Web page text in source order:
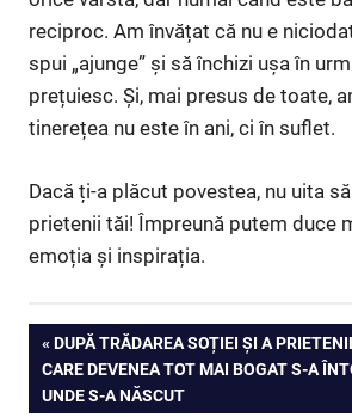
reciproc. Am învățat că nu e
spui „ajunge” și să închizi ușa în
prețuiesc. Și, mai presus de toate,
tinerețea nu este în ani, ci în suflet.
Dacă ți-a plăcut povestea, nu uita
prietenii tăi! Împreună putem duce
emoția și inspirația.
Navigare
în
PREVIOUS
POST:
DUPĂ TRĂDAREA SOȚIEI ȘI A
CARE DEVENEA TOT MAI BOGAT S-A
UNDE S-A NĂSCUT